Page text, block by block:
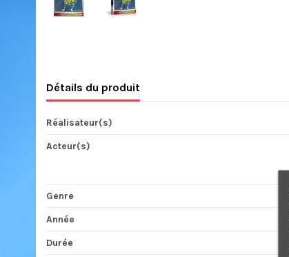
Détails du produit
Réalisateur(s)
Acteur(s)
Genre
Année
Durée